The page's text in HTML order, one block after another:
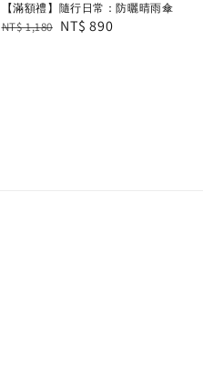
【滿額禮】隨行日常：防曬晴雨傘
Regular
NT$ 1,180 Sale
NT$ 890